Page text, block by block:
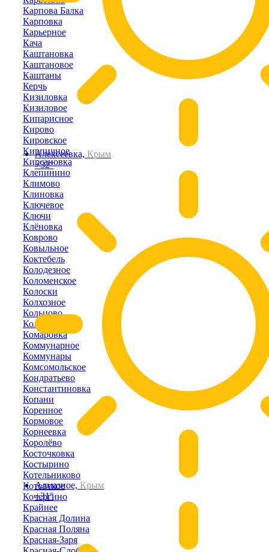
Алексеевка, Крым
+32°
Алмазное, Крым
+31°
Карпова Балка
Карповка
Карьерное
Кача
Каштановка
Каштановое
Каштаны
Керчь
Кизиловка
Кизиловое
Кипарисное
Кирово
Кировское
Кирпичное
Кирсановка
Клепинино
Климово
Клиновка
Ключевое
Ключи
Клёновка
Коврово
Ковыльное
Коктебель
Колодезное
Коломенское
Колоски
Колхозное
Кольцово
Кольчугино
Комаровка
Коммунарное
Коммунары
Комсомольское
Кондратьево
Константиновка
Копани
Коренное
Кормовое
Корнеевка
Королёво
Косточковка
Костырино
Котельниково
Котовское
Кочергино
Крайнее
Красная Долина
Красная Поляна
Красная-Заря